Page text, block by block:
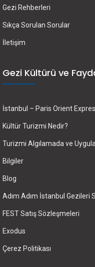
Gezi Rehberleri
Sıkça Sorulan Sorular
İletişim
Gezi Kültürü ve
İstanbul – Paris Orient
Kültür Turizmi Nedir?
Turizmi Algılamada ve
Bilgiler
Blog
Adım Adım İstanbul Gezileri
FEST Satış Sözleşmeleri
Exodus
Çerez Politikası